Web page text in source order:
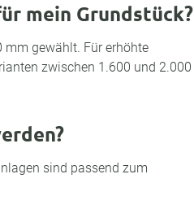
mein Grundstück?
mm gewählt. Für erhöhte
zwischen 1.600 und 2.000
sind passend zum